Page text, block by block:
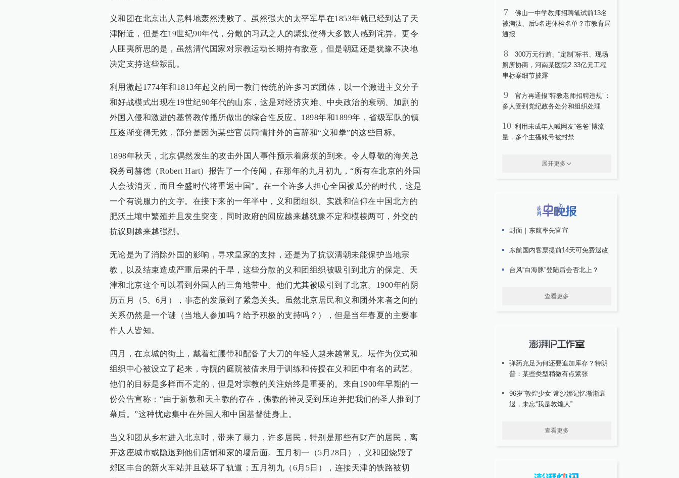
义和团在北京出人意料地轰然溃败了。虽然强大的太平军早在1853年就已经到达了天
津附近，但是在19世纪90年代，分散的习武之人的聚集使得大多数人感到诧异。更令
人匪夷所思的是，虽然清代国家对宗教运动长期持有敌意，但是朝廷还是犹豫不决地
决定支持这些叛乱。
利用激起1774年和1813年起义的同一教门传统的许多习武团体，以一个激进主义分子
和好战模式出现在19世纪90年代的山东，这是对经济灾难、中央政治的衰弱、加剧的
外国入侵和激进的基督教传播所做出的综合性反应。1898年和1899年，省级军队的镇
压逐渐变得无效，部分是因为某些官员同情排外的言辞和“义和拳”的这些目标。
1898年秋天，北京偶然发生的攻击外国人事件预示着麻烦的到来。令人尊敬的海关总
税务司赫德（Robert Hart）报告了一个传闻，在那年的九月初九，“所有在北京的外国
人会被消灭，而且全盛时代将重返中国”。在一个许多人担心全国被瓜分的时代，这是
一个有说服力的文字。在接下来的一年半中，义和团组织、实践和信仰在中国北方的
肥沃土壤中繁殖并且发生突变，同时政府的回应越来越犹豫不定和模棱两可，外交的
抗议则越来越强烈。
无论是为了消除外国的影响，寻求皇家的支持，还是为了抗议清朝未能保护当地宗
教，以及结束造成严重后果的干旱，这些分散的义和团组织被吸引到北方的保定、天
津和北京这个可以看到外国人的三角地带中。他们尤其被吸引到了北京。1900年的阴
历五月（5、6月），事态的发展到了紧急关头。虽然北京居民和义和团外来者之间的
关系仍然是一个谜（当地人参加吗？给予积极的支持吗？），但是当年春夏的主要事
件人人皆知。
四月，在京城的街上，戴着红腰带和配备了大刀的年轻人越来越常见。坛作为仪式和
组织中心被设立了起来，寺院的庭院被借来用于训练和传授在义和团中有名的武艺。
他们的目标是多样而不定的，但是对宗教的关注始终是重要的。来自1900年早期的一
份公告宣称：“由于新教和天主教的存在，佛教的神灵受到压迫并把我们的圣人推到了
幕后。”这种忧虑集中在外国人和中国基督徒身上。
当义和团从乡村进入北京时，带来了暴力，许多居民，特别是那些有财产的居民，离
开这座城市或隐退到他们店铺和家的墙后面。五月初一（5月28日），义和团烧毁了
郊区丰台的新火车站并且破坏了轨道；五月初九（6月5日），连接天津的铁路被切
7
佛山一中学教师招聘笔试前13名
被淘汰、后5名进体检名单？市教育局
通报
8
300万元行贿、“定制”标书、现场
厕所协商，河南某医院2.33亿元工程
串标案细节披露
9
官方再通报“特教老师招聘违规”：
多人受到党纪政务处分和组织处理
10 利用未成年人喊网友“爸爸”博流
量，多个主播账号被封禁
展开更多
封面｜东航率先官宣
东航国内客票提前14天可免费退改
台风“白海豚”登陆后会否北上？
查看更多
弹药充足为何还要追加库存？特朗
普：某些类型稍微有点紧张
96岁“敦煌少女”常沙娜记忆渐渐衰
退，未忘“我是敦煌人”
查看更多